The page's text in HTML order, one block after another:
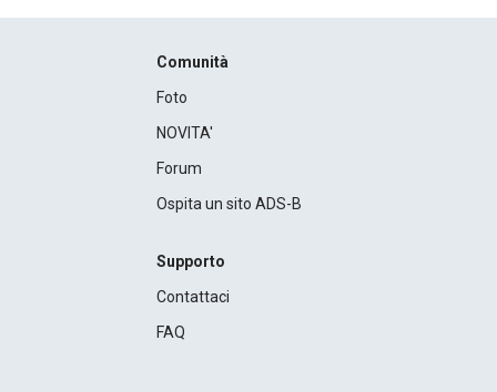
Comunità
Foto
NOVITA'
Forum
Ospita un sito ADS-B
Supporto
Contattaci
FAQ